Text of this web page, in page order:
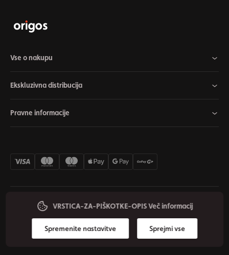
Vse o nakupu
Ekskluzivna distribucija
Pravne informacije
© 2026 Origos Group s.r.o. - SI. Vse pravice pridržane.
Nastavitve piškotkov Odstop od pogodbe Zasebnost
VRSTICA-ZA-PIŠKOTKE-OPISVeč informacij
Spremenite nastavitve Sprejmi vse